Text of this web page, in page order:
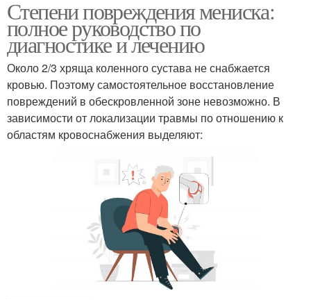
Степени повреждения мениска:
полное руководство по
диагностике и лечению
Около 2/3 хряща коленного сустава не снабжается
кровью. Поэтому самостоятельное восстановление
повреждений в обескровленной зоне невозможно. В
зависимости от локализации травмы по отношению к
областям кровоснабжения выделяют: